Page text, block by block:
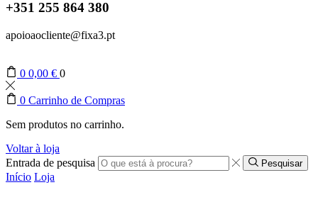
+351 255 864 380
apoioaocliente@fixa3.pt
0 0,00 € 0
0 Carrinho de Compras
Sem produtos no carrinho.
Voltar à loja
Entrada de pesquisa
Pesquisar
Início Loja